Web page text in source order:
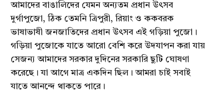
আমাদের বাঙালিদের যেমন অন্যতম প্রধান উৎসব
দুর্গাপুজো, ঠিক তেমনি ত্রিপুরী, রিয়াং ও ককবরক
ভাষাভাষী জনজাতিদের প্রধান উৎসব এই গড়িয়া পুজো।
গড়িয়া পুজোকে যাতে আরো বেশি করে উদযাপন করা যায়
সেজন্য আমাদের সরকার দুদিনের সরকারি ছুটি ঘোষণা
করেছে। যা আগে মাত্র একদিন ছিল। আমরা চাই সবাই
যাতে আনন্দে থাকতে পারে।